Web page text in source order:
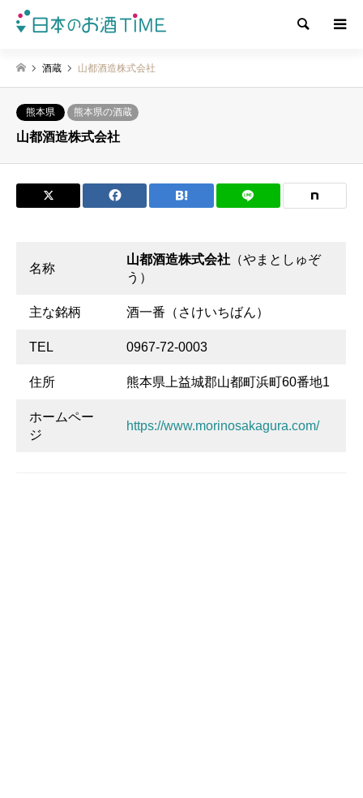
検索
酒蔵 山都酒造株式会社
熊本県 熊本県の酒蔵
山都酒造株式会社
名称
山都酒造株式会社 （やまとしゅぞ
う）
主な銘柄 酒一番（さけいちばん）
TEL 0967-72-0003
住所 熊本県上益城郡山都町浜町60番地1
ホームペー
ジ
https://www.morinosakagura.com/